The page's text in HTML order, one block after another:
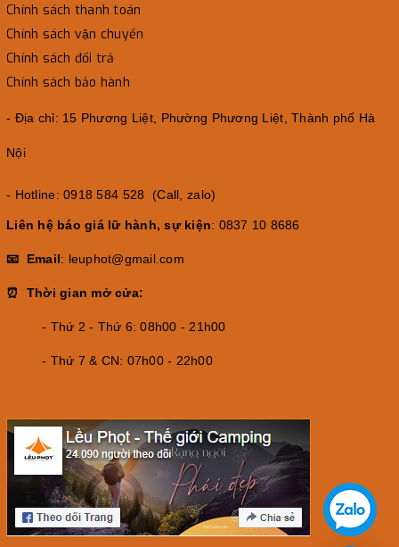
Chính sách thanh toán
Chính sách vận chuyển
Chính sách đổi trả
Chính sách bảo hành
- Địa chỉ: 15 Phương Liệt, Phường Phương Liệt, Thành phố Hà
Nội
- Hotline: 0918 584 528 (Call, zalo)
Liên hệ báo giá lữ hành, sự kiện: 0837 10 8686
📧 Email: leuphot@gmail.com
⏰ Thời gian mở cửa:
- Thứ 2 - Thứ 6: 08h00 - 21h00
- Thứ 7 & CN: 07h00 - 22h00